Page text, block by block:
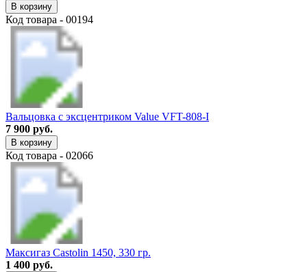
В корзину
Код товара - 00194
Вальцовка с эксцентриком Value VFT-808-I
7 900 руб.
В корзину
Код товара - 02066
Максигаз Castolin 1450, 330 гр.
1 400 руб.